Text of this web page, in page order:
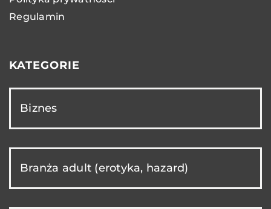
Regulamin
KATEGORIE
Biznes
Branża adult (erotyka, hazard)